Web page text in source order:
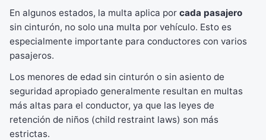
En algunos estados, la multa aplica por cada pasajero
sin cinturón, no solo una multa por vehículo. Esto es
especialmente importante para conductores con varios
pasajeros.
Los menores de edad sin cinturón o sin asiento de
seguridad apropiado generalmente resultan en multas
más altas para el conductor, ya que las leyes de
retención de niños (child restraint laws) son más
estrictas.